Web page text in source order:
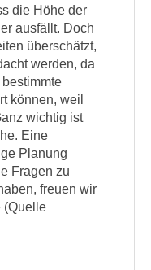
die Höhe der
ausfällt. Doch
überschätzt,
werden, da
können, weil
wichtig ist
Eine
Planung
Fragen zu
freuen wir
(Quelle